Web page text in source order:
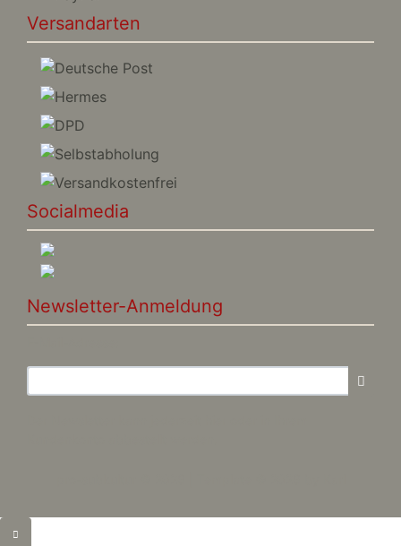
Versandarten
Socialmedia
Newsletter-Anmeldung